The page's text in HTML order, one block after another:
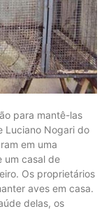
para mantê-las
Luciano Nogari do
em uma
um casal de
Os proprietários
aves em casa.
delas, os